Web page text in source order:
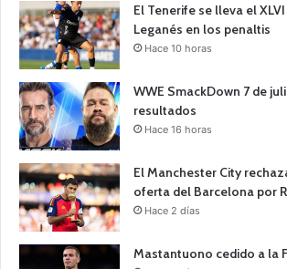
El Tenerife se lleva el
Leganés en los penaltis
Hace 10 horas
WWE SmackDown 7 de
resultados
Hace 16 horas
El Manchester City
oferta del Barcelona por
Hace 2 días
Mastantuono cedido a la